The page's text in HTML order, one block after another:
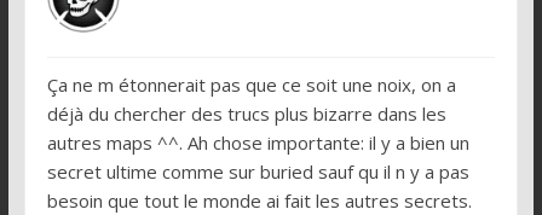
Ça ne m étonnerait pas que ce soit une noix, on a
déjà du chercher des trucs plus bizarre dans les
autres maps ^^. Ah chose importante: il y a bien un
secret ultime comme sur buried sauf qu il n y a pas
besoin que tout le monde ai fait les autres secrets.